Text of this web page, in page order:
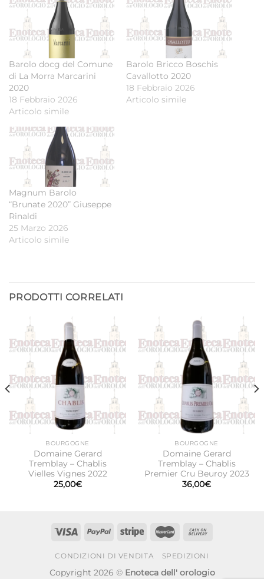
Barolo docg del Comune
di La Morra Marcarini
2020
18 Febbraio 2026
Articolo simile
Barolo Bricco Boschis
Cavallotto 2020
18 Febbraio 2026
Articolo simile
Magnum Barolo
“Brunate 2020” Giuseppe
Rinaldi
25 Marzo 2026
Articolo simile
PRODOTTI CORRELATI
BOURGOGNE
Domaine Gerard
Tremblay – Chablis
Vielles Vignes 2022
25,00€
BOURGOGNE
Domaine Gerard
Tremblay – Chablis
Premier Cru Beuroy 2023
36,00€
CONDIZIONI DI VENDITA SPEDIZIONI
Copyright 2026 © Enoteca dell' orologio